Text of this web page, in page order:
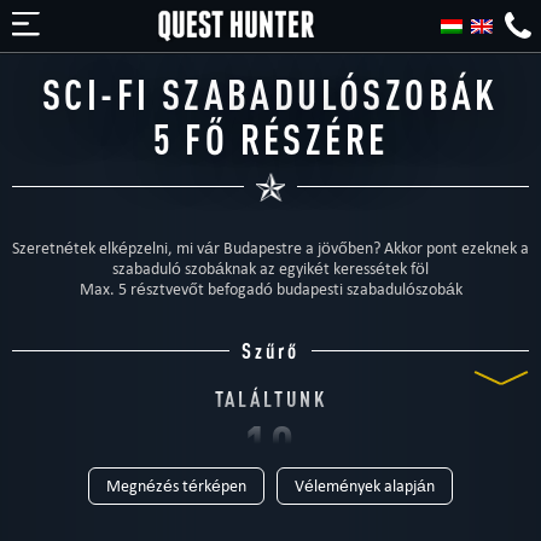
SCI-FI SZABADULÓSZOBÁK
5 FŐ RÉSZÉRE
Szeretnétek elképzelni, mi vár Budapestre a jövőben? Akkor pont ezeknek a
szabaduló szobáknak az egyikét keressétek föl
Max. 5 résztvevőt befogadó budapesti szabadulószobák
Szűrő
TALÁLTUNK
19
SZABADULÓSZOBÁT
Megnézés térképen Vélemények alapján